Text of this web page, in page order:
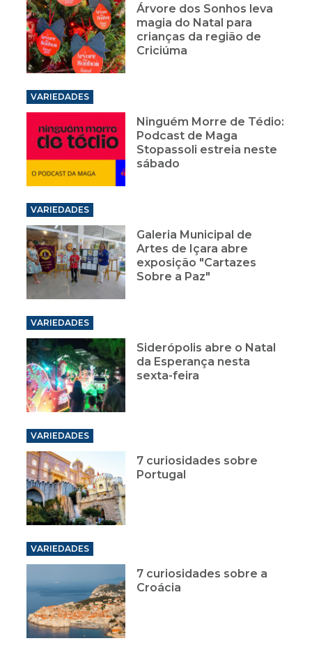
Árvore dos Sonhos leva
magia do Natal para
crianças da região de
Criciúma
VARIEDADES
Ninguém Morre de Tédio:
Podcast de Maga
Stopassoli estreia neste
sábado
VARIEDADES
Galeria Municipal de
Artes de Içara abre
exposição "Cartazes
Sobre a Paz"
VARIEDADES
Siderópolis abre o Natal
da Esperança nesta
sexta-feira
VARIEDADES
7 curiosidades sobre
Portugal
VARIEDADES
7 curiosidades sobre a
Croácia